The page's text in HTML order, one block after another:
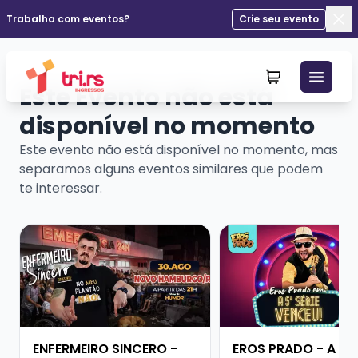
Trabalha com eventos?
Crie seu evento
Este Evento não está
disponível no momento
Este evento não está disponível no momento, mas
separamos alguns eventos similares que podem
te interessar.
Veja mais sobre ENFERMEIRO SINCERO - ENTRE
ENFERMEIRO SINCERO -
Veja mais sobre EROS
EROS PRADO - A